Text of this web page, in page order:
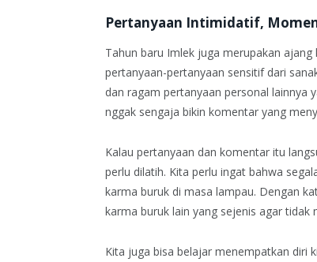
Pertanyaan Intimidatif,
Tahun baru Imlek juga merupakan
pertanyaan-pertanyaan sensitif dari sanak
dan ragam pertanyaan personal lainnya
nggak sengaja bikin komentar yang
Kalau pertanyaan dan komentar itu
perlu dilatih. Kita perlu ingat bahwa
karma buruk di masa lampau. Dengan
karma buruk lain yang sejenis agar
Kita juga bisa belajar menempatkan diri